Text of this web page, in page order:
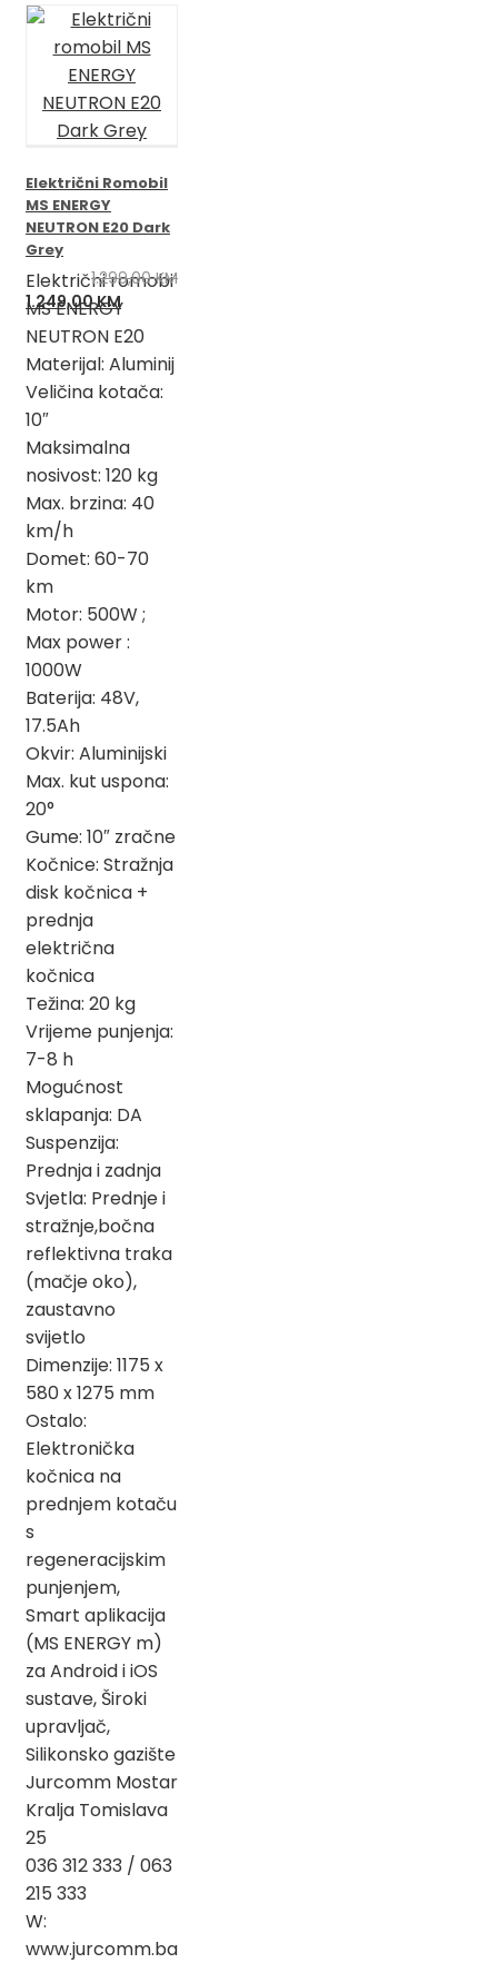
Električni Romobil
MS ENERGY
NEUTRON E20 Dark
Grey
1.299,00KM
Izvorna
bila
je:
1.299,00 KM.
1.249,00KMTrenutna
je:
1.249,00 KM.
Električni romobi
MS ENERGY
NEUTRON E20
Materijal: Aluminij
Veličina kotača:
10″
Maksimalna
nosivost: 120 kg
Max. brzina: 40
km/h
Domet: 60-70
km
Motor: 500W ;
Max power :
1000W
Baterija: 48V,
17.5Ah
Okvir: Aluminijski
Max. kut uspona:
20°
Gume: 10″ zračne
Kočnice: Stražnja
disk kočnica +
prednja
električna
kočnica
Težina: 20 kg
Vrijeme punjenja:
7-8 h
Mogućnost
sklapanja: DA
Suspenzija:
Prednja i zadnja
Svjetla: Prednje i
stražnje,bočna
reflektivna traka
(mačje oko),
zaustavno
svijetlo
Dimenzije: 1175 x
580 x 1275 mm
Ostalo:
Elektronička
kočnica na
prednjem kotaču
s
regeneracijskim
punjenjem,
Smart aplikacija
(MS ENERGY m)
za Android i iOS
sustave, Široki
upravljač,
Silikonsko gazište
Jurcomm Mostar
Kralja Tomislava
25
036 312 333 / 063
215 333
W:
www.jurcomm.ba